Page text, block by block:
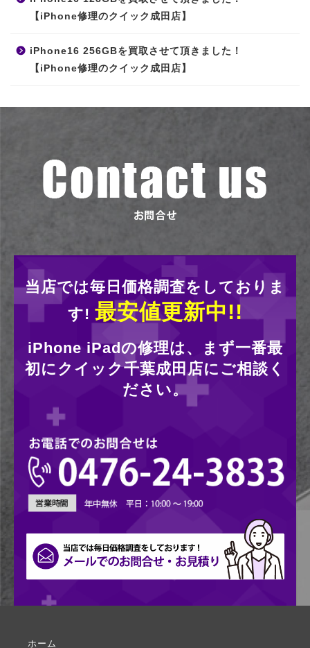
【iPhone修理のクイック成田店】
iPhone16 256GBを買取させて頂きました！
【iPhone修理のクイック成田店】
当店では毎日価格調査をしておりま
す! 最安値更新中!!
iPhone iPadの修理は、まず一番最
初にクイック千葉成田店にご相談く
ださい。
ホーム